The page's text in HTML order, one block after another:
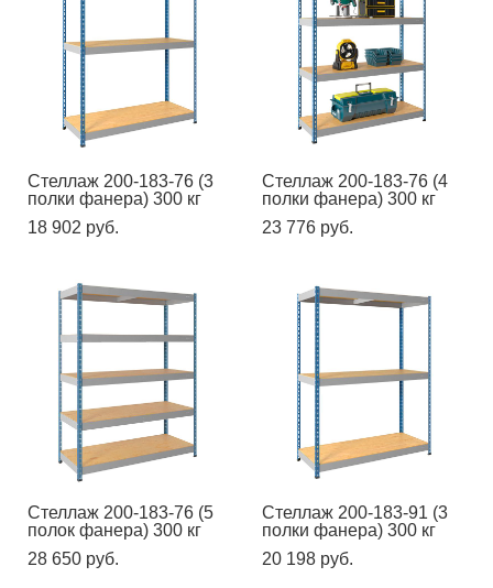
Стеллаж 200-183-76 (3
полки фанера) 300 кг
18 902 pуб.
Стеллаж 200-183-76 (4
полки фанера) 300 кг
23 776 pуб.
Стеллаж 200-183-76 (5
полок фанера) 300 кг
28 650 pуб.
Стеллаж 200-183-91 (3
полки фанера) 300 кг
20 198 pуб.